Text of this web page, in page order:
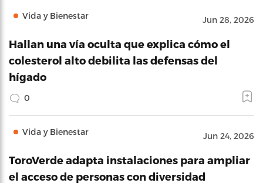
Vida y Bienestar Jun 28, 2026
Hallan una vía oculta que explica cómo el
colesterol alto debilita las defensas del
hígado
0
Vida y Bienestar Jun 24, 2026
ToroVerde adapta instalaciones para ampliar
el acceso de personas con diversidad